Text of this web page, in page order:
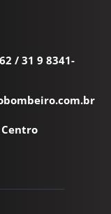
/ 31 9 8341-
Centro